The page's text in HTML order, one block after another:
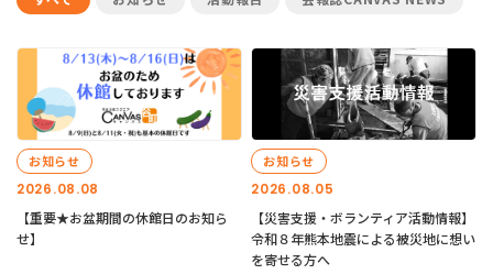
2026.08.08
お知らせ
【重要★お盆期間の休館日のお知ら
せ】
2026.08.05
お知らせ
【災害支援・ボランティア活動情報】
令和８年熊本地震による被災地に想い
を寄せる方へ